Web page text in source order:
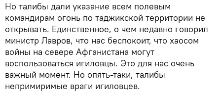
Но талибы дали указание всем полевым
командирам огонь по таджикской территории не
открывать. Единственное, о чем недавно говорил
министр Лавров, что нас беспокоит, что хаосом
войны на севере Афганистана могут
воспользоваться игиловцы. Это для нас очень
важный момент. Но опять-таки, талибы
непримиримые враги игиловцев.